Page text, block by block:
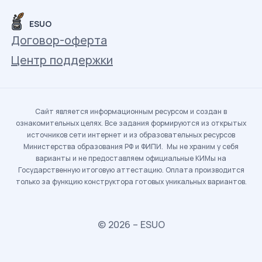
ESUO
Договор-оферта
Центр поддержки
Сайт является информационным ресурсом и создан в
ознакомительных целях. Все задания формируются из открытых
источников сети интернет и из образовательных ресурсов
Министерства образования РФ и ФИПИ. Мы не храним у себя
варианты и не предоставляем официальные КИМы на
Государственную итоговую аттестацию. Оплата производится
только за функцию конструктора готовых уникальных вариантов.
© 2026 – ESUO